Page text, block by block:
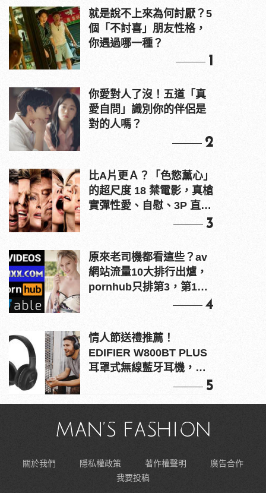
就是說不上來為何討厭？5
個「不討喜」朋友性格，
你遇過哪一種？
1
你愛對人了沒！五道「真
愛自問」識別你的伴侶是
對的人嗎？
2
比A片更Ａ？「色慾薰心」
的超尺度 18 禁電影，真槍
實彈性愛、自慰、3P 直接
3
原來老司機都看這些？av
網站流量10大排行出爐，
pornhub只排第3，第1名
4
情人節送禮推薦！
EDIFIER W800BT PLUS
耳罩式無線藍牙耳機，在
5
關於我們 隱私權政策 著作權聲明
廣告合作
我要投稿